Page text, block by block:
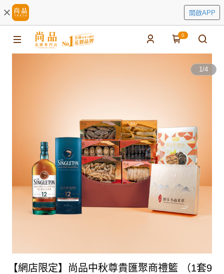
開啟APP
0
1/4
【網店限定】尚品中秋尊貴匯聚商禮籃 （1套9